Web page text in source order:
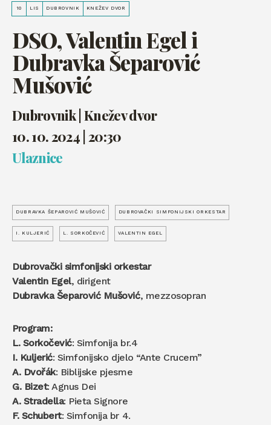
10 LIS DUBROVNIK KNEŽEV DVOR
DSO, Valentin Egel i
Dubravka Šeparović
Mušović
Dubrovnik | Knežev dvor
10. 10. 2024 | 20:30
Ulaznice
DUBRAVKA ŠEPAROVIĆ MUŠOVIĆ DUBROVAČKI SIMFONIJSKI ORKESTAR
I. KULJERIĆ L. SORKOČEVIĆ VALENTIN EGEL
Dubrovački simfonijski orkestar
Valentin Egel, dirigent
Dubravka Šeparović Mušović, mezzosopran
Program:
L. Sorkočević: Simfonija br.4
I. Kuljerić: Simfonijsko djelo “Ante Crucem”
A. Dvořák: Biblijske pjesme
G. Bizet: Agnus Dei
A. Stradella: Pieta Signore
F. Schubert: Simfonija br 4.